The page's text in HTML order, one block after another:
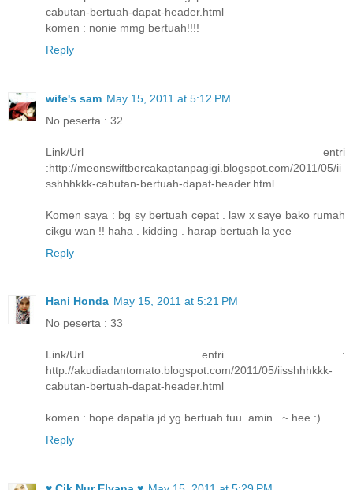
cabutan-bertuah-dapat-header.html
komen : nonie mmg bertuah!!!!
Reply
wife's sam May 15, 2011 at 5:12 PM
No peserta : 32
Link/Url entri
:http://meonswiftbercakaptanpagigi.blogspot.com/2011/05/ii
sshhhkkk-cabutan-bertuah-dapat-header.html
Komen saya : bg sy bertuah cepat . law x saye bako rumah
cikgu wan !! haha . kidding . harap bertuah la yee
Reply
Hani Honda May 15, 2011 at 5:21 PM
No peserta : 33
Link/Url entri :
http://akudiadantomato.blogspot.com/2011/05/iisshhhkkk-
cabutan-bertuah-dapat-header.html
komen : hope dapatla jd yg bertuah tuu..amin...~ hee :)
Reply